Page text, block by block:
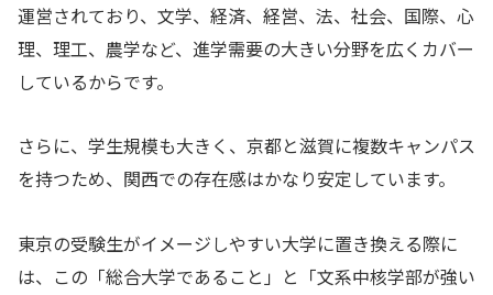
運営されており、文学、経済、経営、法、社会、国際、心
理、理工、農学など、進学需要の大きい分野を広くカバー
しているからです。
さらに、学生規模も大きく、京都と滋賀に複数キャンパス
を持つため、関西での存在感はかなり安定しています。
東京の受験生がイメージしやすい大学に置き換える際に
は、この「総合大学であること」と「文系中核学部が強い